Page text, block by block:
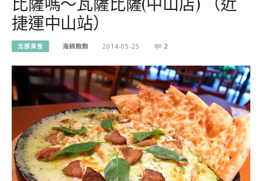
捷運中山站）
北部美食 海綿飽飽 2014-05-25 2